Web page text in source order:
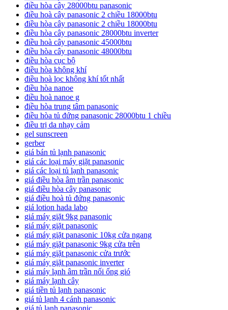
điều hòa cây 28000btu panasonic
điều hoà cây panasonic 2 chiều 18000btu
điều hòa cây panasonic 2 chiều 18000btu
điều hòa cây panasonic 28000btu inverter
điều hoà cây panasonic 45000btu
điều hòa cây panasonic 48000btu
điều hòa cục bộ
điều hòa không khí
điều hoà lọc không khí tốt nhất
điều hòa nanoe
điều hoà nanoe g
điều hòa trung tâm panasonic
điều hòa tủ đứng panasonic 28000btu 1 chiều
điều trị da nhạy cảm
gel sunscreen
gerber
giá bán tủ lạnh panasonic
giá các loại máy giặt panasonic
giá các loại tủ lạnh panasonic
giá điều hòa âm trần panasonic
giá điều hòa cây panasonic
giá điều hoà tủ đứng panasonic
giá lotion hada labo
giá máy giặt 9kg panasonic
giá máy giặt panasonic
giá máy giặt panasonic 10kg cửa ngang
giá máy giặt panasonic 9kg cửa trên
giá máy giặt panasonic cửa trước
giá máy giặt panasonic inverter
giá máy lạnh âm trần nối ống gió
giá máy lạnh cây
giá tiền tủ lạnh panasonic
giá tủ lạnh 4 cánh panasonic